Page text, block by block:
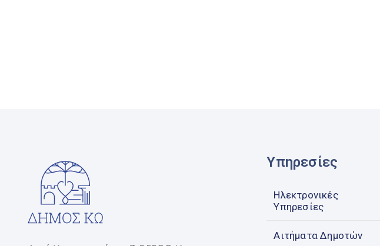
Υπηρεσίες
Ηλεκτρονικές
Υπηρεσίες
Αιτήματα Δημοτών